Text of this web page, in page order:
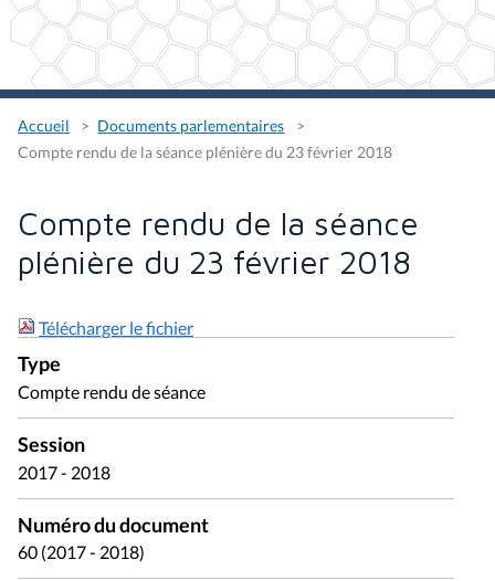
Accueil
Documents parlementaires
Compte rendu de la séance plénière du 23 février 2018
Compte rendu de la séance
plénière du 23 février 2018
Télécharger le fichier
Type
Compte rendu de séance
Session
2017 - 2018
Numéro du document
60 (2017 - 2018)